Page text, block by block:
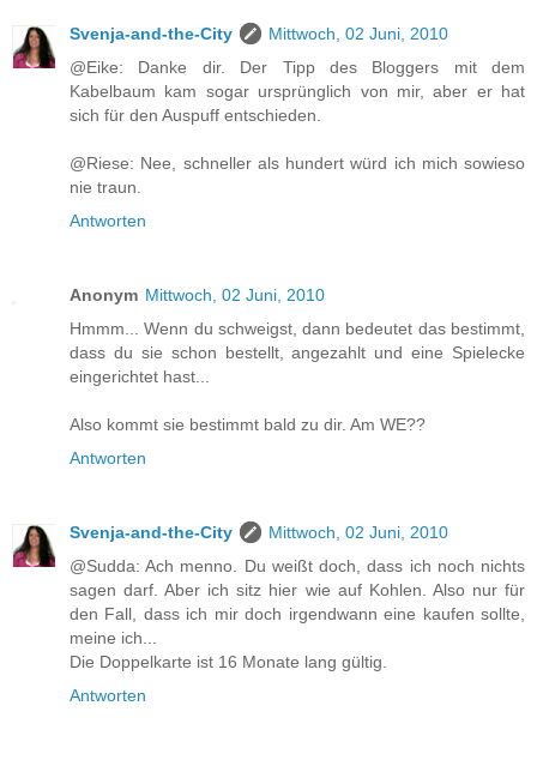
Svenja-and-the-City
Mittwoch, 02 Juni, 2010
@Eike: Danke dir. Der Tipp des Bloggers mit dem
Kabelbaum kam sogar ursprünglich von mir, aber er hat
sich für den Auspuff entschieden.
@Riese: Nee, schneller als hundert würd ich mich sowieso
nie traun.
Antworten
Anonym Mittwoch, 02 Juni, 2010
Hmmm... Wenn du schweigst, dann bedeutet das bestimmt,
dass du sie schon bestellt, angezahlt und eine Spielecke
eingerichtet hast...
Also kommt sie bestimmt bald zu dir. Am WE??
Antworten
Svenja-and-the-City
Mittwoch, 02 Juni, 2010
@Sudda: Ach menno. Du weißt doch, dass ich noch nichts
sagen darf. Aber ich sitz hier wie auf Kohlen. Also nur für
den Fall, dass ich mir doch irgendwann eine kaufen sollte,
meine ich...
Die Doppelkarte ist 16 Monate lang gültig.
Antworten